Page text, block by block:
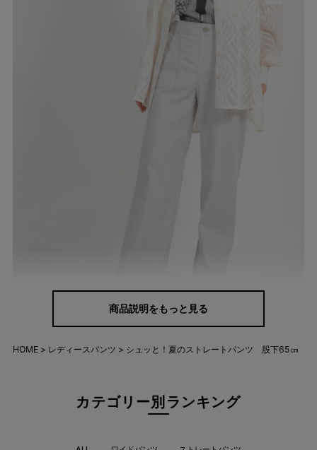
付かず離れずのストレートラインが、脚をまっすぐキレイに見せ
てくれる。風が通り抜けるような軽やかさで、夏の装いが快適
商品説明をもっと見る
HOME レディースパンツ シュッと！夏のストレートパンツ 股下65㎝
カテゴリー別ランキング